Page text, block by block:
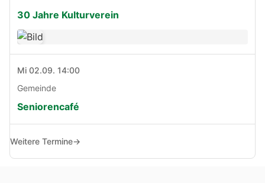
30 Jahre Kulturverein
Mi 02.09. 14:00
Gemeinde
Seniorencafé
Weitere Termine→